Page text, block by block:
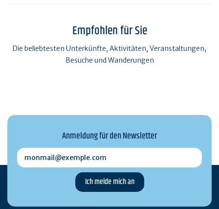
Empfohlen für Sie
Die beliebtesten Unterkünfte, Aktivitäten, Veranstaltungen,
Besuche und Wanderungen
Anmeldung für den Newsletter
monmail@exemple.com